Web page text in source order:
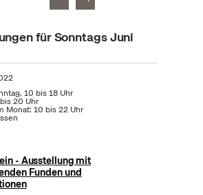
für Sonntags Juni
10 bis 18 Uhr
20 Uhr
Monat: 10 bis 22 Uhr
- Ausstellung mit
Funden und